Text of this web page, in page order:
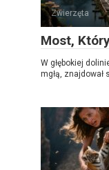
Zwierzęta
Most,
W głębokiej
mgłą, znajdował